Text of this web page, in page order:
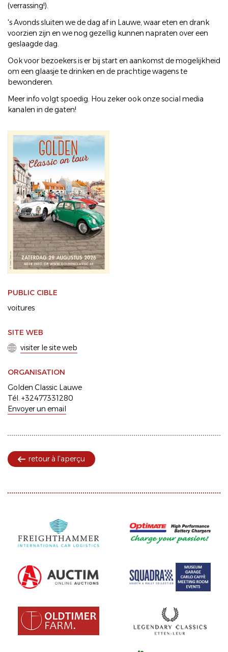
(verrassing!).
's Avonds sluiten we de dag af in Lauwe, waar eten en drank
voorzien zijn en we nog gezellig kunnen napraten over een
geslaagde dag.
Ook voor bezoekers is er bij start en aankomst de mogelijkheid
om een glaasje te drinken en de prachtige wagens te
bewonderen.
Meer info volgt spoedig. Hou zeker ook onze social media
kanalen in de gaten!
PUBLIC CIBLE
voitures
SITE WEB
visiter le site web
ORGANISATION
Golden Classic Lauwe
Tél. +32477331280
Envoyer un email
retour à l'aperçu